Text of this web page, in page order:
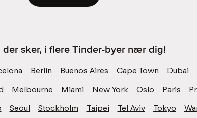
der sker, i flere Tinder-byer nær dig!
Berlin Buenos Aires Cape Town Dubai
Melbourne Miami New York Oslo Paris
Seoul Stockholm Taipei Tel Aviv Tokyo